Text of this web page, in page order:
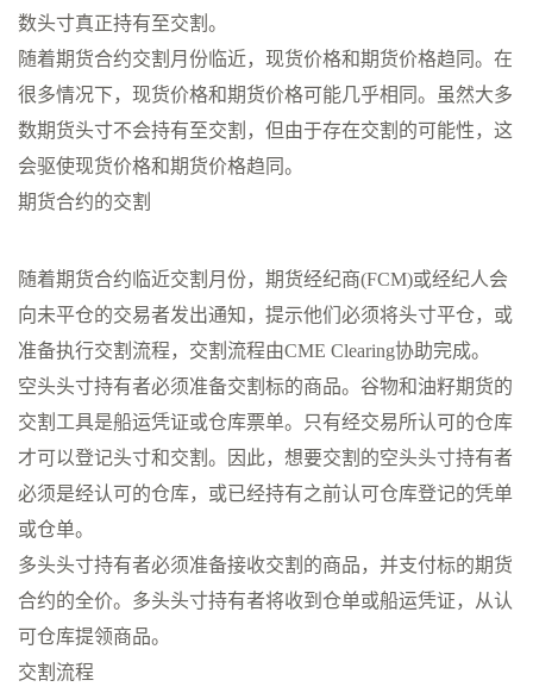
数头寸真正持有至交割。
随着期货合约交割月份临近，现货价格和期货价格趋同。在
很多情况下，现货价格和期货价格可能几乎相同。虽然大多
数期货头寸不会持有至交割，但由于存在交割的可能性，这
会驱使现货价格和期货价格趋同。
期货合约的交割
随着期货合约临近交割月份，期货经纪商(FCM)或经纪人会
向未平仓的交易者发出通知，提示他们必须将头寸平仓，或
准备执行交割流程，交割流程由CME Clearing协助完成。
空头头寸持有者必须准备交割标的商品。谷物和油籽期货的
交割工具是船运凭证或仓库票单。只有经交易所认可的仓库
才可以登记头寸和交割。因此，想要交割的空头头寸持有者
必须是经认可的仓库，或已经持有之前认可仓库登记的凭单
或仓单。
多头头寸持有者必须准备接收交割的商品，并支付标的期货
合约的全价。多头头寸持有者将收到仓单或船运凭证，从认
可仓库提领商品。
交割流程